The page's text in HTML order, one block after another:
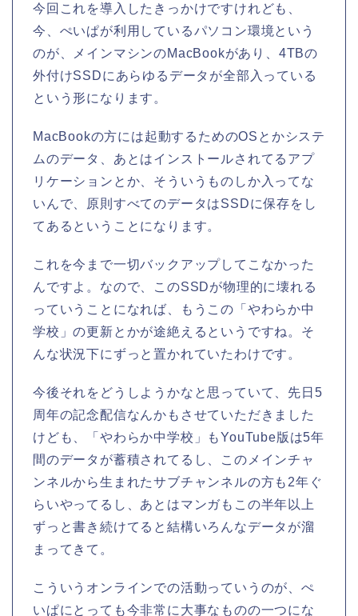
今回これを導入したきっかけですけれども、
今、ぺいぱが利用しているパソコン環境という
のが、メインマシンのMacBookがあり、4TBの
外付けSSDにあらゆるデータが全部入っている
という形になります。
MacBookの方には起動するためのOSとかシステ
ムのデータ、あとはインストールされてるアプ
リケーションとか、そういうものしか入ってな
いんで、原則すべてのデータはSSDに保存をし
てあるということになります。
これを今まで一切バックアップしてこなかった
んですよ。なので、このSSDが物理的に壊れる
っていうことになれば、もうこの「やわらか中
学校」の更新とかが途絶えるというですね。そ
んな状況下にずっと置かれていたわけです。
今後それをどうしようかなと思っていて、先日5
周年の記念配信なんかもさせていただきました
けども、「やわらか中学校」もYouTube版は5年
間のデータが蓄積されてるし、このメインチャ
ンネルから生まれたサブチャンネルの方も2年ぐ
らいやってるし、あとはマンガもこの半年以上
ずっと書き続けてると結構いろんなデータが溜
まってきて。
こういうオンラインでの活動っていうのが、ぺ
いぱにとっても今非常に大事なものの一つにな